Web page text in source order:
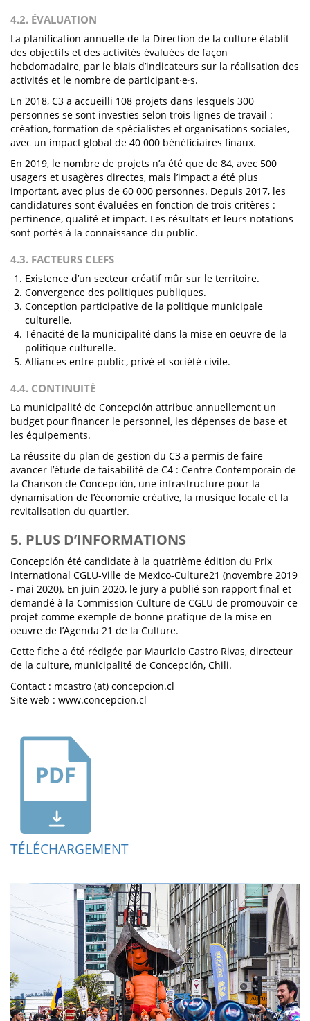
4.2. ÉVALUATION
La planification annuelle de la Direction de la culture établit
des objectifs et des activités évaluées de façon
hebdomadaire, par le biais d’indicateurs sur la réalisation des
activités et le nombre de participant·e·s.
En 2018, C3 a accueilli 108 projets dans lesquels 300
personnes se sont investies selon trois lignes de travail :
création, formation de spécialistes et organisations sociales,
avec un impact global de 40 000 bénéficiaires finaux.
En 2019, le nombre de projets n’a été que de 84, avec 500
usagers et usagères directes, mais l’impact a été plus
important, avec plus de 60 000 personnes. Depuis 2017, les
candidatures sont évaluées en fonction de trois critères :
pertinence, qualité et impact. Les résultats et leurs notations
sont portés à la connaissance du public.
4.3. FACTEURS CLEFS
Existence d’un secteur créatif mûr sur le territoire.
Convergence des politiques publiques.
Conception participative de la politique municipale
culturelle.
Ténacité de la municipalité dans la mise en oeuvre de la
politique culturelle.
Alliances entre public, privé et société civile.
4.4. CONTINUITÉ
La municipalité de Concepción attribue annuellement un
budget pour financer le personnel, les dépenses de base et
les équipements.
La réussite du plan de gestion du C3 a permis de faire
avancer l’étude de faisabilité de C4 : Centre Contemporain de
la Chanson de Concepción, une infrastructure pour la
dynamisation de l’économie créative, la musique locale et la
revitalisation du quartier.
5. PLUS D’INFORMATIONS
Concepción été candidate à la quatrième édition du Prix
international CGLU-Ville de Mexico-Culture21 (novembre 2019
- mai 2020). En juin 2020, le jury a publié son rapport final et
demandé à la Commission Culture de CGLU de promouvoir ce
projet comme exemple de bonne pratique de la mise en
oeuvre de l’Agenda 21 de la Culture.
Cette fiche a été rédigée par Mauricio Castro Rivas, directeur
de la culture, municipalité de Concepción, Chili.
Contact : mcastro (at) concepcion.cl
Site web : www.concepcion.cl
TÉLÉCHARGEMENT